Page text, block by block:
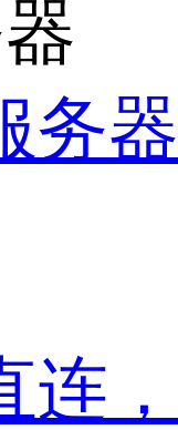
务器
连